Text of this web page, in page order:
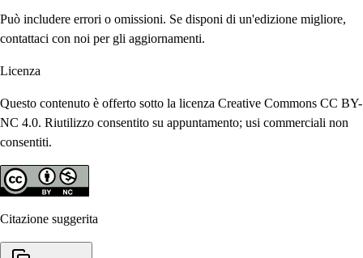
Può includere errori o omissioni. Se disponi di un'edizione migliore,
contattaci con noi per gli aggiornamenti.
Licenza
Questo contenuto è offerto sotto la licenza Creative Commons CC BY-
NC 4.0. Riutilizzo consentito su appuntamento; usi commerciali non
consentiti.
Citazione suggerita